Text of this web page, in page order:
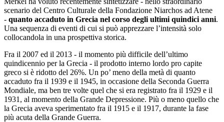
scenario del Centro Culturale della Fondazione Niarchos ad Atene
- quanto accaduto in Grecia nel corso degli ultimi quindici anni.
Una sequenza di eventi di cui si può apprezzare l’intensità solo
collocandola in una prospettiva storica.
Fra il 2007 ed il 2013 - il momento più difficile dell’ultimo
quindicennio per la Grecia - il prodotto interno lordo pro capite
greco si è ridotto del 26%. Un po’ meno della metà di quanto
accaduto fra il 1939 e il 1945, in occasione della Seconda Guerra
Mondiale, ma ben tre volte quel che si era registrato fra il 1929 e il
1931, al momento della Grande Depressione. Più o meno quello che
la Grecia aveva sperimentato fra il 1915 e il 1917, durante la fase
più acuta della Grande Guerra.